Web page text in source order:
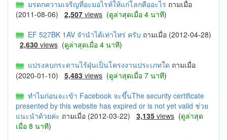
มรดกความเจริญที่อะมอไรท์ให้แก่โลกคืออะไร ถามเมื่อ
(2011-08-06) 2,507 views (ดูล่าสุดเมื่อ 4 นาที)
EF 527BK 1AV จำนำได้เท่าไหร่ ครับ ถามเมื่อ (2012-04-28)
2,630 views (ดูล่าสุดเมื่อ 4 นาที)
แปรงลบกระดานไร้ฝุ่นเป็นโครงงานประเภทใด ถามเมื่อ
(2020-01-10) 5,483 views (ดูล่าสุดเมื่อ 7 นาที)
ทำไมก่อนจะเข้า Facebook จะขึ้นThe security certificate
presented by this website has expired or is not yet valid ช่วย
แนะนำด้วยค่ะ ถามเมื่อ (2012-03-22) 3,135 views (ดูล่าสุด
เมื่อ 8 นาที)